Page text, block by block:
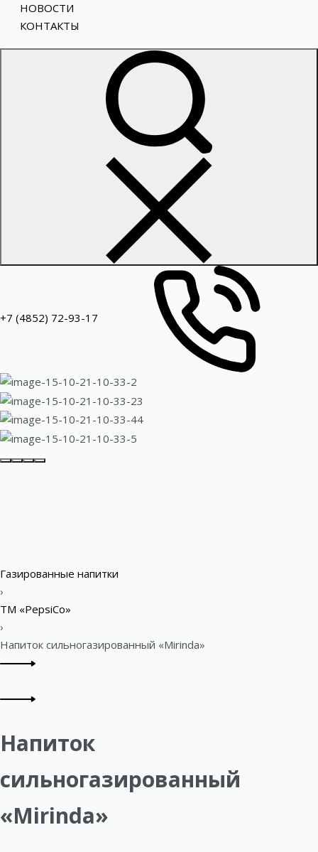
НОВОСТИ
КОНТАКТЫ
+7 (4852) 72-93-17
Газированные напитки
›
ТМ «PepsiCo»
›
Напиток сильногазированный «Mirinda»
P
r
d
u
t
product:
product:
Напиток
сильногазированный
«Mirinda»